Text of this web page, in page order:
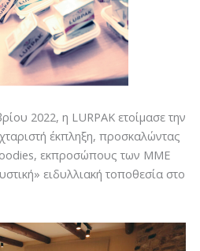
2022, η LURPAK ετοίμασε την
έκπληξη, προσκαλώντας
εκπροσώπους των ΜΜΕ
ειδυλλιακή τοποθεσία στο